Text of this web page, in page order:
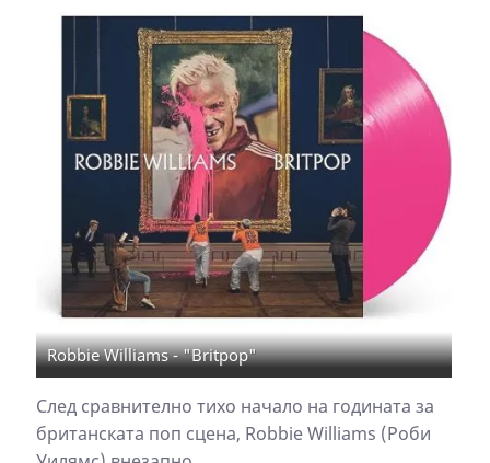
Robbie Williams - "Britpop"
След сравнително тихо начало на годината за
британската поп сцена, Robbie Williams (Роби